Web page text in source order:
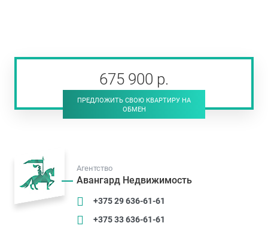
675 900 р.
ПРЕДЛОЖИТЬ СВОЮ КВАРТИРУ НА
ОБМЕН
Агентство
Авангард Недвижимость
+375 29 636-61-61
+375 33 636-61-61